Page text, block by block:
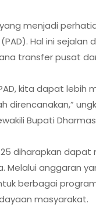
menjadi
Hal ini
transfer pusat
kita dapat
direncanakan,”
Bupati
diharapkan
Melalui anggaran
berbagai
masyarakat.